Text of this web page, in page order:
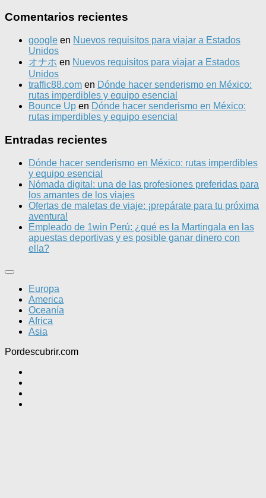
Comentarios recientes
google en Nuevos requisitos para viajar a Estados
Unidos
オナホ en Nuevos requisitos para viajar a Estados
Unidos
traffic88.com en Dónde hacer senderismo en México:
rutas imperdibles y equipo esencial
Bounce Up en Dónde hacer senderismo en México:
rutas imperdibles y equipo esencial
Entradas recientes
Dónde hacer senderismo en México: rutas imperdibles
y equipo esencial
Nómada digital: una de las profesiones preferidas para
los amantes de los viajes
Ofertas de maletas de viaje: ¡prepárate para tu próxima
aventura!
Empleado de 1win Perú: ¿qué es la Martingala en las
apuestas deportivas y es posible ganar dinero con
ella?
Europa
America
Oceanía
Africa
Asia
Pordescubrir.com